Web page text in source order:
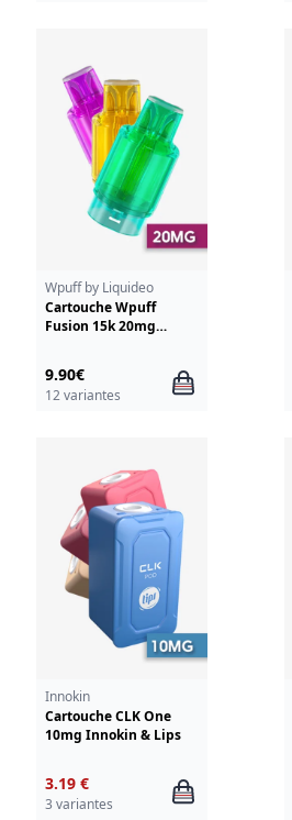
Wpuff by Liquideo
Cartouche Wpuff
Fusion 15k 20mg
9.90€
12 variantes
Innokin
Cartouche CLK One
10mg Innokin & Lips
3.19 €
3 variantes